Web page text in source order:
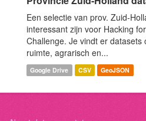
Een selectie van prov. Zuid-
interessant zijn voor Hacking
Challenge. Je vindt er datasets
ruimte, agrarisch en...
Google Drive CSV GeoJSON